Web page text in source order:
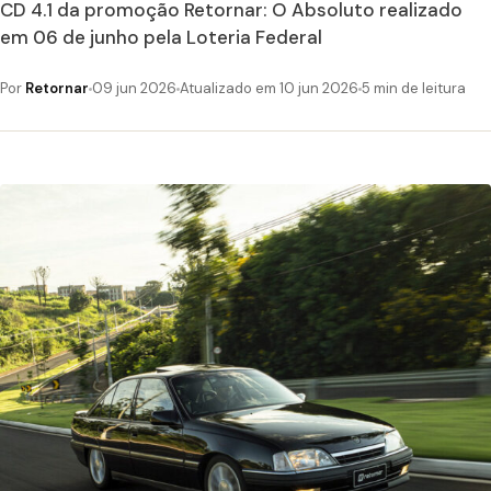
CD 4.1 da promoção Retornar: O Absoluto realizado
em 06 de junho pela Loteria Federal
Por Retornar 09 jun 2026 Atualizado em 10 jun 2026 5 min de leitura